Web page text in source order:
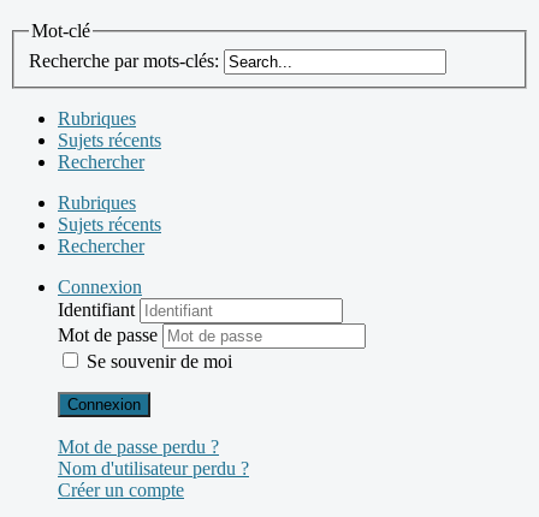
Mot-clé
Recherche par mots-clés:
Rubriques
Sujets récents
Rechercher
Rubriques
Sujets récents
Rechercher
Connexion
Identifiant
Mot de passe
Se souvenir de moi
Connexion
Mot de passe perdu ?
Nom d'utilisateur perdu ?
Créer un compte